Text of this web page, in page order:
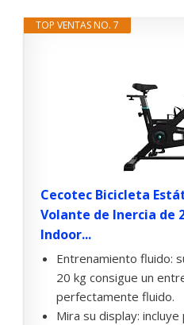
TOP VENTAS NO. 7
Cecotec Bicicleta
Volante de Inercia de
Indoor...
Entrenamiento fluido:
20 kg consigue un
perfectamente fluido.
Mira su display: incluye